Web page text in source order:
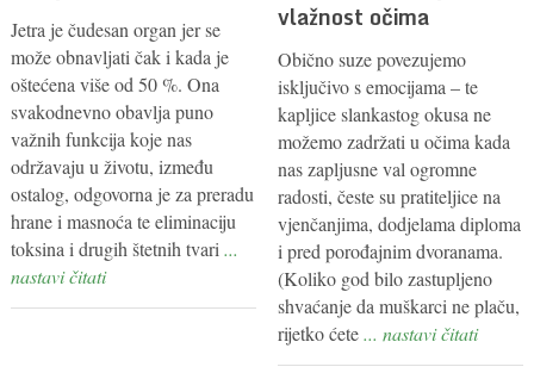
Jetra je čudesan organ jer se
može obnavljati čak i kada je
oštećena više od 50 %. Ona
svakodnevno obavlja puno
važnih funkcija koje nas
održavaju u životu, između
ostalog, odgovorna je za preradu
hrane i masnoća te eliminaciju
toksina i drugih štetnih tvari ...
nastavi čitati
vlažnost očima
Obično suze povezujemo
isključivo s emocijama – te
kapljice slankastog okusa ne
možemo zadržati u očima kada
nas zapljusne val ogromne
radosti, česte su pratiteljice na
vjenčanjima, dodjelama diploma
i pred porođajnim dvoranama.
(Koliko god bilo zastupljeno
shvaćanje da muškarci ne plaču,
rijetko ćete... nastavi čitati